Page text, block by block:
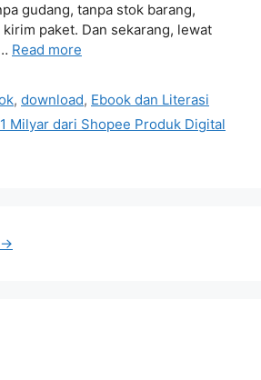
gudang, tanpa stok barang,
paket. Dan sekarang, lewat
Read more
, download, Ebook dan Literasi
Milyar dari Shopee Produk Digital
→